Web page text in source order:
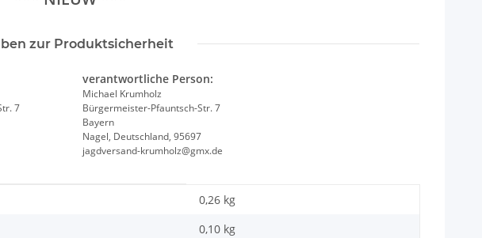
zur Produktsicherheit
7
verantwortliche Person:
Michael Krumholz
Bürgermeister-Pfauntsch-Str. 7
Bayern
Nagel, Deutschland, 95697
jagdversand-krumholz@gmx.de
0,26 kg
0,10 kg